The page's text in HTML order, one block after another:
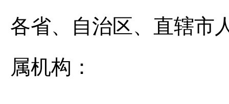
各省、自治区、直辖市
属机构：